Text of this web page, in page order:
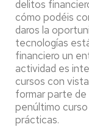
delitos
cómo podéis
daros la
tecnologías
financiero un
actividad es
cursos con
formar parte
penúltimo
prácticas.